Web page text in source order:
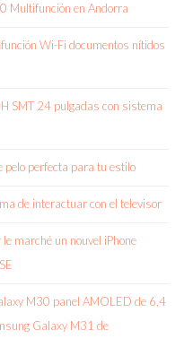
Multifunción en Andorra
Wi-Fi documentos nítidos
SMT 24 pulgadas con sistema
pelo perfecta para tu estilo
de interactuar con el televisor
marché un nouvel iPhone
M30 panel AMOLED de 6,4
Galaxy M31 de